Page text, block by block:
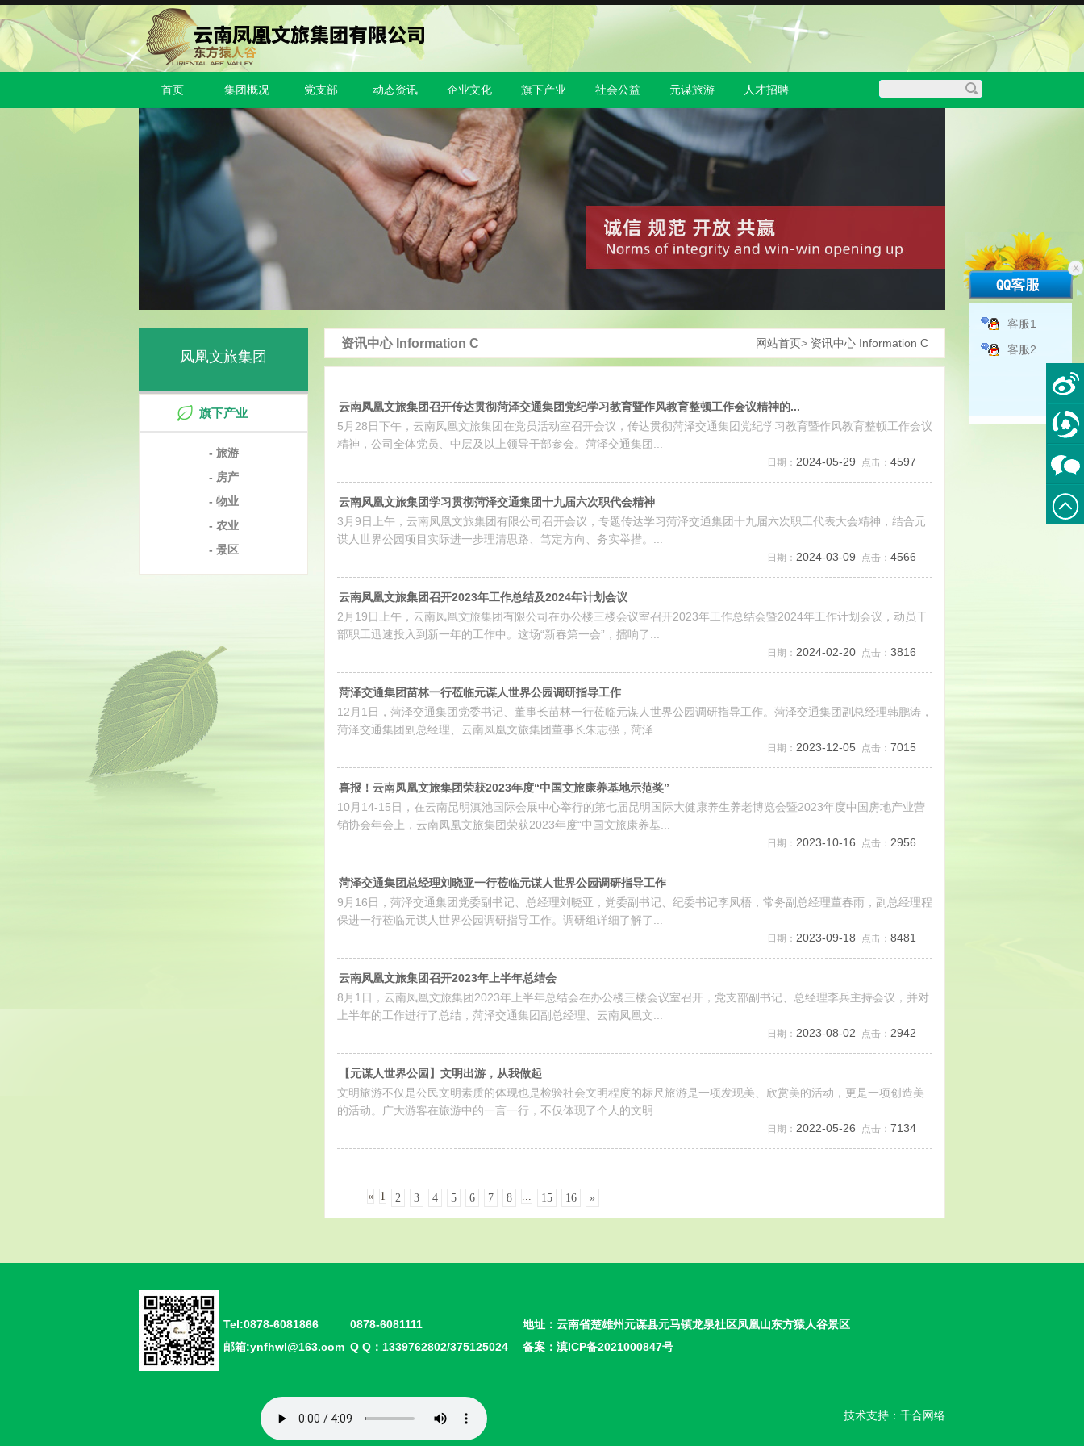
首页 集团概况 党支部 动态资讯 企业文化 旗下产业 社会公益 元谋旅游 人才招聘
凤凰文旅集团
旗下产业
- 旅游
- 房产
- 物业
- 农业
- 景区
资讯中心 Information C 网站首页> 资讯中心 Information C
云南凤凰文旅集团召开传达贯彻菏泽交通集团党纪学习教育暨作风教育整顿工作会议精神的...
5月28日下午，云南凤凰文旅集团在党员活动室召开会议，传达贯彻菏泽交通集团党纪学习教育暨作风教育整顿工作会议
精神，公司全体党员、中层及以上领导干部参会。菏泽交通集团...
日期： 2024-05-29 点击： 4597
云南凤凰文旅集团学习贯彻菏泽交通集团十九届六次职代会精神
3月9日上午，云南凤凰文旅集团有限公司召开会议，专题传达学习菏泽交通集团十九届六次职工代表大会精神，结合元
谋人世界公园项目实际进一步理清思路、笃定方向、务实举措。...
日期： 2024-03-09 点击： 4566
云南凤凰文旅集团召开2023年工作总结及2024年计划会议
2月19日上午，云南凤凰文旅集团有限公司在办公楼三楼会议室召开2023年工作总结会暨2024年工作计划会议，动员干
部职工迅速投入到新一年的工作中。这场“新春第一会”，擂响了...
日期： 2024-02-20 点击： 3816
菏泽交通集团苗林一行莅临元谋人世界公园调研指导工作
12月1日，菏泽交通集团党委书记、董事长苗林一行莅临元谋人世界公园调研指导工作。菏泽交通集团副总经理韩鹏涛，
菏泽交通集团副总经理、云南凤凰文旅集团董事长朱志强，菏泽...
日期： 2023-12-05 点击： 7015
喜报！云南凤凰文旅集团荣获2023年度“中国文旅康养基地示范奖”
10月14-15日，在云南昆明滇池国际会展中心举行的第七届昆明国际大健康养生养老博览会暨2023年度中国房地产业营
销协会年会上，云南凤凰文旅集团荣获2023年度“中国文旅康养基...
日期： 2023-10-16 点击： 2956
菏泽交通集团总经理刘晓亚一行莅临元谋人世界公园调研指导工作
9月16日，菏泽交通集团党委副书记、总经理刘晓亚，党委副书记、纪委书记李凤梧，常务副总经理董春雨，副总经理程
保进一行莅临元谋人世界公园调研指导工作。调研组详细了解了...
日期： 2023-09-18 点击： 8481
云南凤凰文旅集团召开2023年上半年总结会
8月1日，云南凤凰文旅集团2023年上半年总结会在办公楼三楼会议室召开，党支部副书记、总经理李兵主持会议，并对
上半年的工作进行了总结，菏泽交通集团副总经理、云南凤凰文...
日期： 2023-08-02 点击： 2942
【元谋人世界公园】文明出游，从我做起
文明旅游不仅是公民文明素质的体现也是检验社会文明程度的标尺旅游是一项发现美、欣赏美的活动，更是一项创造美
的活动。广大游客在旅游中的一言一行，不仅体现了个人的文明...
日期： 2022-05-26 点击： 7134
« 1 2 3 4 5 6 7 8 ... 15 16 »
客服1
客服2
Tel:0878-6081866
邮箱:ynfhwl@163.com
0878-6081111
Q Q：1339762802/375125024
地址：云南省楚雄州元谋县元马镇龙泉社区凤凰山东方猿人谷景区
备案： 滇ICP备2021000847号
技术支持： 千合网络